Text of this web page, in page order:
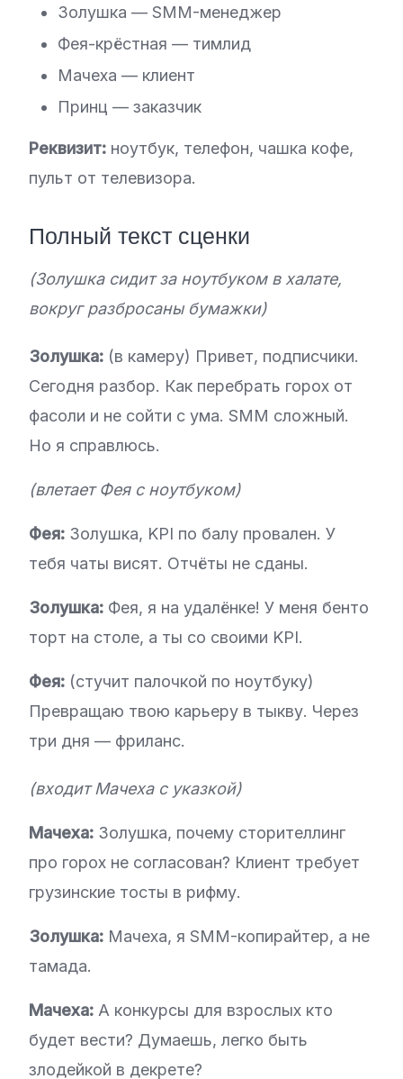
Золушка — SMM-менеджер
Фея-крёстная — тимлид
Мачеха — клиент
Принц — заказчик
Реквизит: ноутбук, телефон, чашка кофе,
пульт от телевизора.
Полный текст сценки
(Золушка сидит за ноутбуком в халате,
вокруг разбросаны бумажки)
Золушка: (в камеру) Привет, подписчики.
Сегодня разбор. Как перебрать горох от
фасоли и не сойти с ума. SMM сложный.
Но я справлюсь.
(влетает Фея с ноутбуком)
Фея: Золушка, KPI по балу провален. У
тебя чаты висят. Отчёты не сданы.
Золушка: Фея, я на удалёнке! У меня бенто
торт на столе, а ты со своими KPI.
Фея: (стучит палочкой по ноутбуку)
Превращаю твою карьеру в тыкву. Через
три дня — фриланс.
(входит Мачеха с указкой)
Мачеха: Золушка, почему сторителлинг
про горох не согласован? Клиент требует
грузинские тосты в рифму.
Золушка: Мачеха, я SMM-копирайтер, а не
тамада.
Мачеха: А конкурсы для взрослых кто
будет вести? Думаешь, легко быть
злодейкой в декрете?